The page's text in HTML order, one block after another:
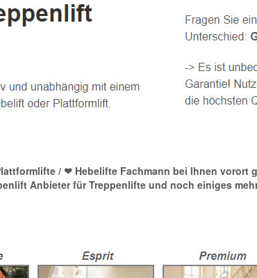
/ ❤ Hebelifte Fachmann bei Ihnen vorort
Anbieter für Treppenlifte und noch einiges